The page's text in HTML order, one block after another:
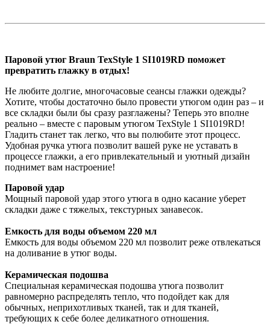
Паровой утюг Braun TexStyle 1 SI1019RD поможет
превратить глажку в отдых!
Не любите долгие, многочасовые сеансы глажки одежды?
Хотите, чтобы достаточно было провести утюгом один раз – и
все складки были бы сразу разглажены? Теперь это вполне
реально – вместе с паровым утюгом TexStyle 1 SI1019RD!
Гладить станет так легко, что вы полюбите этот процесс.
Удобная ручка утюга позволит вашей руке не уставать в
процессе глажки, а его привлекательный и уютный дизайн
поднимет вам настроение!
Паровой удар
Мощный паровой удар этого утюга в одно касание уберет
складки даже с тяжелых, текстурных занавесок.
Емкость для воды объемом 220 мл
Емкость для воды объемом 220 мл позволит реже отвлекаться
на доливание в утюг воды.
Керамическая подошва
Специальная керамическая подошва утюга позволит
равномерно распределять тепло, что подойдет как для
обычных, неприхотливых тканей, так и для тканей,
требующих к себе более деликатного отношения.